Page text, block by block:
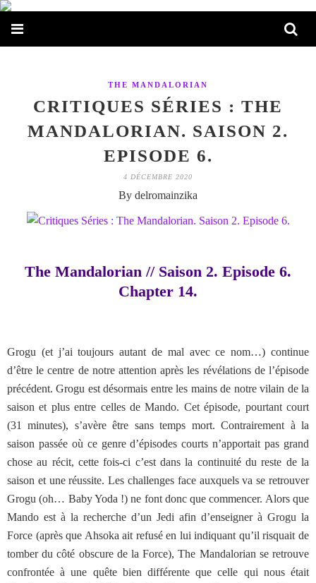
THE MANDALORIAN
CRITIQUES SÉRIES : THE
MANDALORIAN. SAISON 2.
EPISODE 6.
4 DÉCEMBRE 2020
By delromainzika
The Mandalorian // Saison 2. Episode 6.
Chapter 14.
Grogu (et j’ai toujours autant de mal avec ce nom…) continue
d’être le centre de notre attention après les révélations de l’épisode
précédent. Grogu est désormais entre les mains de notre vilain de la
saison et plus entre celles de Mando. Cet épisode, pourtant court
(31 minutes), s’avère être sans temps mort. Contrairement à la
saison passée où ce genre d’épisodes courts n’apportait pas grand
chose au récit, cette fois-ci c’est dans la continuité du reste de la
saison et une réussite. Les challenges face auxquels va se retrouver
Grogu (oh… Baby Yoda !) ne font donc que commencer. Alors que
Mando est à la recherche d’un Jedi afin d’enseigner à Grogu la
Force (après que Ahsoka ait refusé en lui indiquant qu’il risquait de
tomber du côté obscure de la Force), The Mandalorian se retrouve
confrontée à une quête bien différente que celle qui nous était